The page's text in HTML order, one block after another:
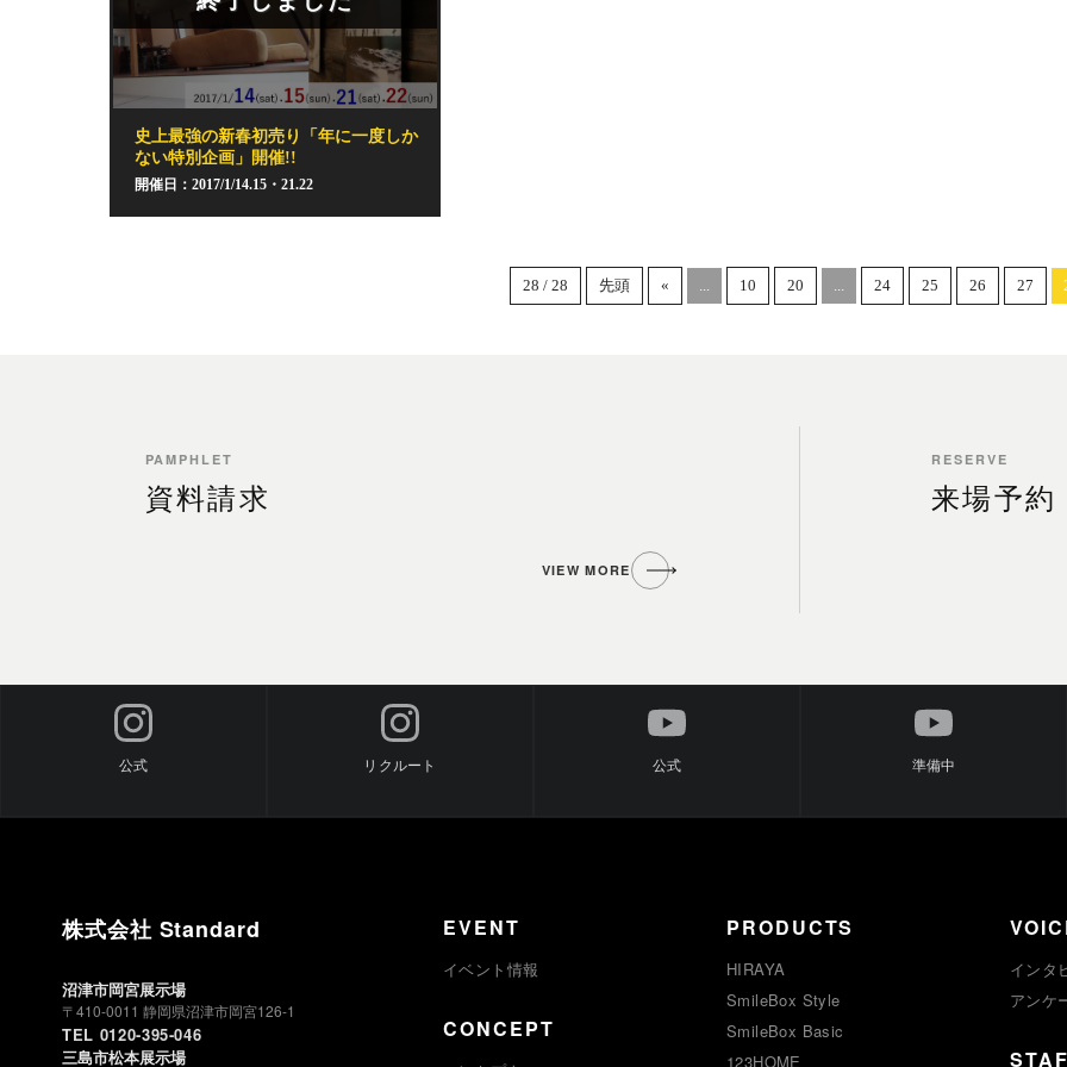
史上最強の新春初売り「年に一度しか
ない特別企画」開催!!
開催日：2017/1/14.15・21.22
28 / 28 先頭 « 10 20 24 25 26 27
PAMPHLET
資料請求
VIEW MORE
RESERVE
来場予約
公式 リクルート 公式 準備中
株式会社 Standard
沼津市岡宮展示場
〒410-0011 静岡県沼津市岡宮126-1
TEL 0120-395-046
三島市松本展示場
EVENT
イベント情報
CONCEPT
PRODUCTS
HIRAYA
SmileBox Style
SmileBox Basic
123HOME
インタ
アンケ